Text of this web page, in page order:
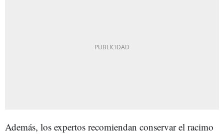
Además, los expertos recomiendan conservar el racimo